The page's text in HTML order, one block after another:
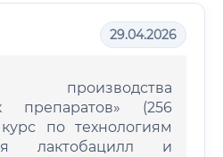
29.04.2026
производства
препаратов» (256
по технологиям
лактобацилл и